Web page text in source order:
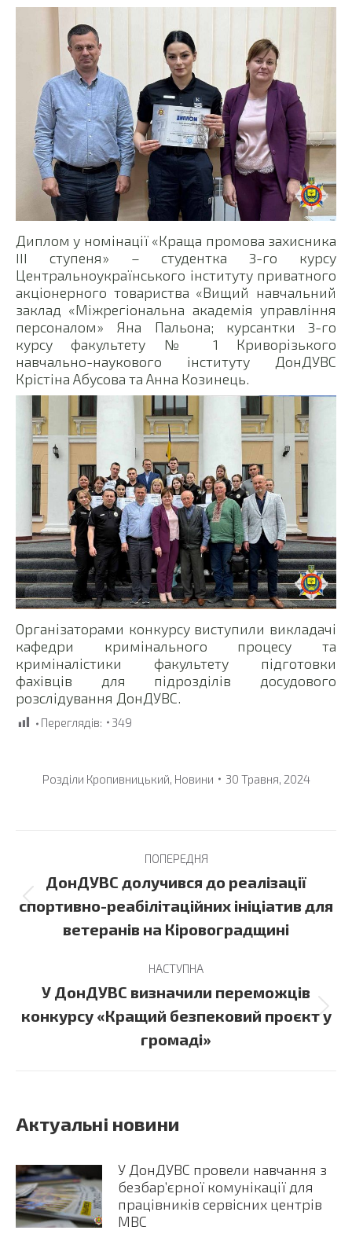
Диплом у номінації «Краща промова захисника
III ступеня» – студентка 3-го курсу
Центральноукраїнського інституту приватного
акціонерного товариства «Вищий навчальний
заклад «Міжрегіональна академія управління
персоналом» Яна Пальона; курсантки 3-го
курсу факультету № 1 Криворізького
навчально-наукового інституту ДонДУВС
Крістіна Абусова та Анна Козинець.
Організаторами конкурсу виступили викладачі
кафедри кримінального процесу та
криміналістики факультету підготовки
фахівців для підрозділів досудового
розслідування ДонДУВС.
Переглядів: 349
Розділи Кропивницький, Новини 30 Травня, 2024
navigation
ПОПЕРЕДНЯ
Previous
post:
ДонДУВС долучився до реалізації
спортивно-реабілітаційних ініціатив для
ветеранів на Кіровоградщині
НАСТУПНА
Next
post:
У ДонДУВС визначили переможців
конкурсу «Кращий безпековий проєкт у
громаді»
Актуальні новини
У ДонДУВС провели навчання з
безбар’єрної комунікації для
працівників сервісних центрів
МВС